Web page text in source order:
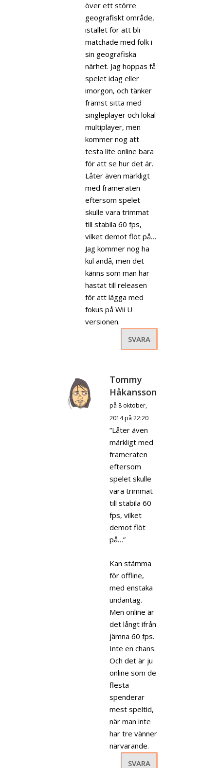
över ett större
geografiskt område,
istället för att bli
matchade med folk i
sin geografiska
närhet. Jag hoppas få
spelet idag eller
imorgon, och tänker
främst sitta med
singleplayer och lokal
multiplayer, men
kommer nog att
testa lite online bara
för att se hur det är.
Låter även märkligt
med frameraten
eftersom spelet
skulle vara trimmat
till stabila 60 fps,
vilket demot flöt på…
Jag kommer nog ha
kul ändå, men det
känns som man har
hastat till releasen
för att lägga med
fokus på Wii U
versionen.
SVARA
Tommy
Håkansson
på 8 oktober,
2014 på 22:20
”Låter även
märkligt med
frameraten
eftersom
spelet skulle
vara trimmat
till stabila 60
fps, vilket
demot flöt
på…”
Kan stämma
för offline,
med enstaka
undantag.
Men online är
det långt ifrån
jämna 60 fps.
Inte en chans.
Och det är ju
online som de
flesta
spenderar
mest speltid,
när man inte
har tre vänner
närvarande.
SVARA